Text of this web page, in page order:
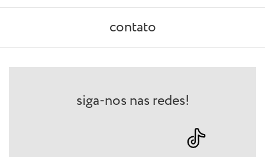
contato
siga-nos nas redes!